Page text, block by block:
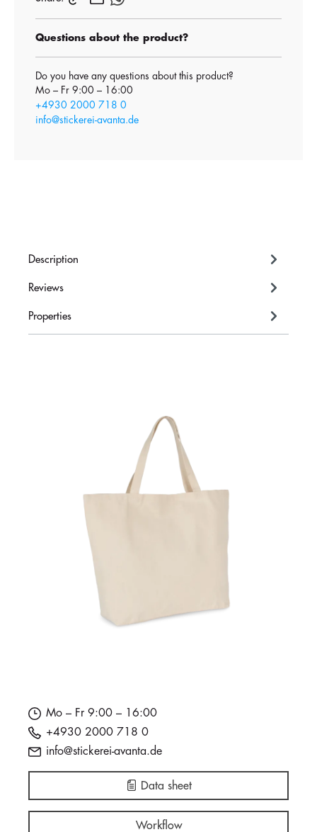
Questions about the product?
Do you have any questions about this product?
Mo – Fr 9:00 – 16:00
+4930 2000 718 0
info@stickerei-avanta.de
Description
Reviews
Properties
Mo – Fr 9:00 – 16:00
+4930 2000 718 0
info@stickerei-avanta.de
Data sheet
Workflow